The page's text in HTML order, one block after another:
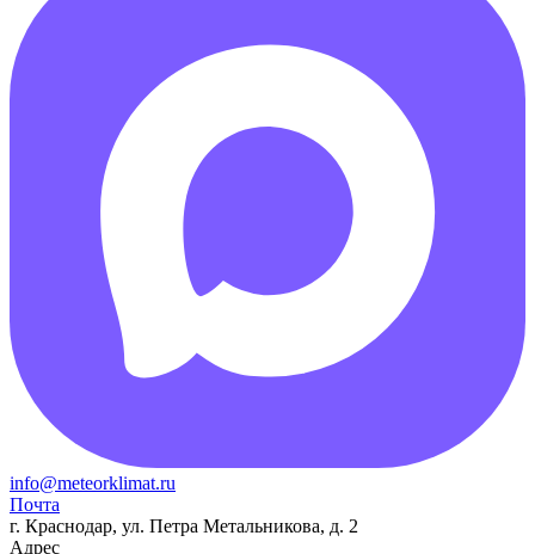
info@meteorklimat.ru
Почта
г. Краснодар, ул. Петра Метальникова, д. 2
Адрес